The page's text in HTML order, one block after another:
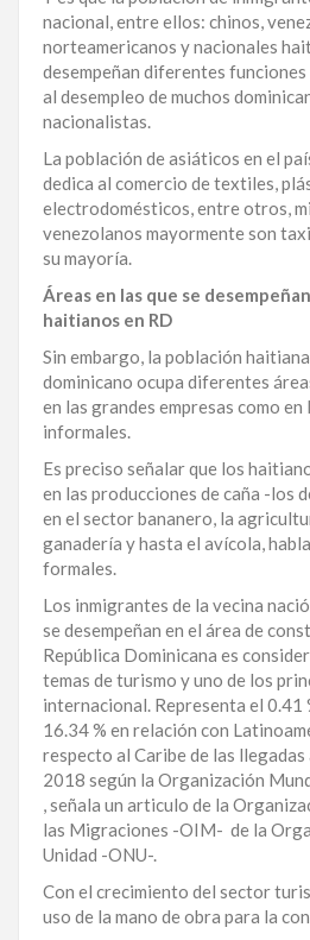
SANTIAGO
SAN
JUAN
ALTAGRACIA
PUERTO
PLATA
CONTÁCTENOS
nacional, entre ellos: chinos,
norteamericanos y nacionales
desempeñan diferentes
al desempleo de muchos
nacionalistas.
La población de asiáticos en el
dedica al comercio de textiles,
electrodomésticos, entre otros,
venezolanos mayormente son
su mayoría.
Áreas en las que se
haitianos en RD
Sin embargo, la población
dominicano ocupa diferentes
en las grandes empresas como
informales.
Es preciso señalar que los
en las producciones de caña -los
en el sector bananero, la
ganadería y hasta el avícola,
formales.
Los inmigrantes de la vecina
se desempeñan en el área de
República Dominicana es
temas de turismo y uno de los
internacional. Representa el 0.41
16.34 % en relación con
respecto al Caribe de las
2018 según la Organización
, señala un articulo de la
las Migraciones -OIM- de la
Unidad -ONU-.
Con el crecimiento del sector
uso de la mano de obra para la